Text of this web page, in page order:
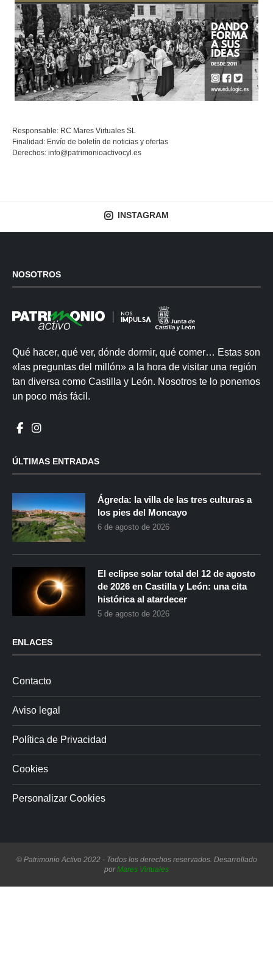
Responsable: RC Mares Virtuales SL
Finalidad: Envío de boletín de noticias y ofertas
Derechos: info@patrimonioactivocyl.es
INSTAGRAM
NOSOTROS
Qué hacer, qué ver, dónde dormir, qué comer… Estas son
«las preguntas del millón» a la hora de visitar una región
tan diversa como Castilla y León. Nosotros te lo ponemos
un poco más fácil.
ÚLTIMAS ENTRADAS
Ágreda: la villa de las tres culturas a
los pies del Moncayo
6 de agosto de 2026
El eclipse solar total del 12 de agosto
de 2026 en Castilla y León: una cita
histórica al atardecer
5 de agosto de 2026
ENLACES
Contacto
Aviso legal
Política de Privacidad
Cookies
Personalizar Cookies
© Patrimonio Activo 2022 - Todos los derechos reservados. Desarrollado
porMares Virtuales